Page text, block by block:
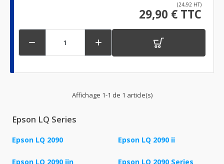
(24,92 HT)
29,90 € TTC
 
Affichage 1-1 de 1 article(s)
Epson LQ Series
Epson LQ 2090 Epson LQ 2090 ii
Epson LQ 2090 iin Epson LQ 2090 Series